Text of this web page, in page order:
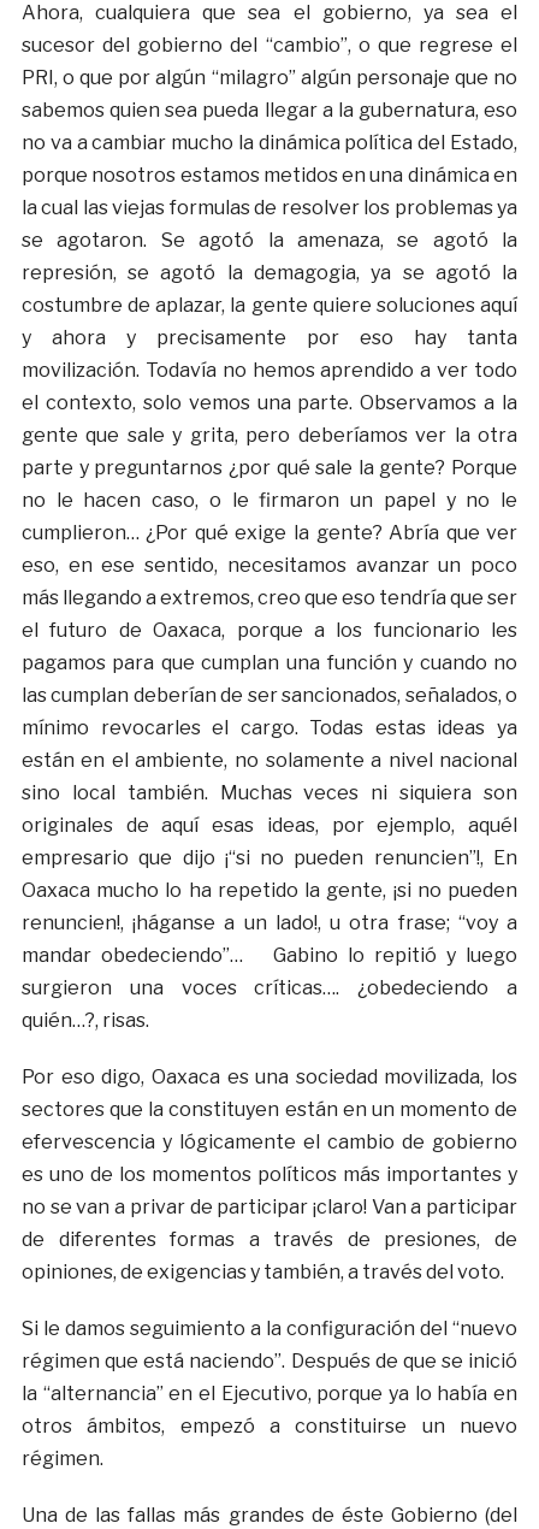
Ahora, cualquiera que sea el gobierno, ya sea el
sucesor del gobierno del “cambio”, o que regrese el
PRI, o que por algún “milagro” algún personaje que no
sabemos quien sea pueda llegar a la gubernatura, eso
no va a cambiar mucho la dinámica política del Estado,
porque nosotros estamos metidos en una dinámica en
la cual las viejas formulas de resolver los problemas ya
se agotaron. Se agotó la amenaza, se agotó la
represión, se agotó la demagogia, ya se agotó la
costumbre de aplazar, la gente quiere soluciones aquí
y ahora y precisamente por eso hay tanta
movilización. Todavía no hemos aprendido a ver todo
el contexto, solo vemos una parte. Observamos a la
gente que sale y grita, pero deberíamos ver la otra
parte y preguntarnos ¿por qué sale la gente? Porque
no le hacen caso, o le firmaron un papel y no le
cumplieron… ¿Por qué exige la gente? Abría que ver
eso, en ese sentido, necesitamos avanzar un poco
más llegando a extremos, creo que eso tendría que ser
el futuro de Oaxaca, porque a los funcionario les
pagamos para que cumplan una función y cuando no
las cumplan deberían de ser sancionados, señalados, o
mínimo revocarles el cargo. Todas estas ideas ya
están en el ambiente, no solamente a nivel nacional
sino local también. Muchas veces ni siquiera son
originales de aquí esas ideas, por ejemplo, aquél
empresario que dijo ¡“si no pueden renuncien”!, En
Oaxaca mucho lo ha repetido la gente, ¡si no pueden
renuncien!, ¡háganse a un lado!, u otra frase; “voy a
mandar obedeciendo”… Gabino lo repitió y luego
surgieron una voces críticas…. ¿obedeciendo a
quién…?, risas.
Por eso digo, Oaxaca es una sociedad movilizada, los
sectores que la constituyen están en un momento de
efervescencia y lógicamente el cambio de gobierno
es uno de los momentos políticos más importantes y
no se van a privar de participar ¡claro! Van a participar
de diferentes formas a través de presiones, de
opiniones, de exigencias y también, a través del voto.
Si le damos seguimiento a la configuración del “nuevo
régimen que está naciendo”. Después de que se inició
la “alternancia” en el Ejecutivo, porque ya lo había en
otros ámbitos, empezó a constituirse un nuevo
régimen.
Una de las fallas más grandes de éste Gobierno (del